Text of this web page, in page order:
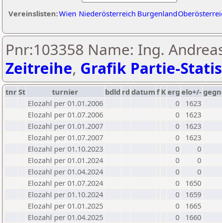
Vereinslisten:Wien Niederösterreich Burgenland
Pnr:103358 Name: Ing.
Zeitreihe, Grafik Partie-
tnrSt turnier bdld rd datumf Kerg elo+/-
Elozahl per 01.01.2006
0
1623
Elozahl per 01.07.2006
0
1623
Elozahl per 01.01.2007
0
1623
Elozahl per 01.07.2007
0
1623
Elozahl per 01.10.2023
0
0
Elozahl per 01.01.2024
0
0
Elozahl per 01.04.2024
0
0
Elozahl per 01.07.2024
0
1650
Elozahl per 01.10.2024
0
1659
Elozahl per 01.01.2025
0
1665
Elozahl per 01.04.2025
0
1660